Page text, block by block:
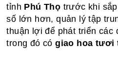
tỉnh Phú Thọ trước khi
số lớn hơn, quản lý tập
thuận lợi để phát triển
trong đó cógiao hoa tươi